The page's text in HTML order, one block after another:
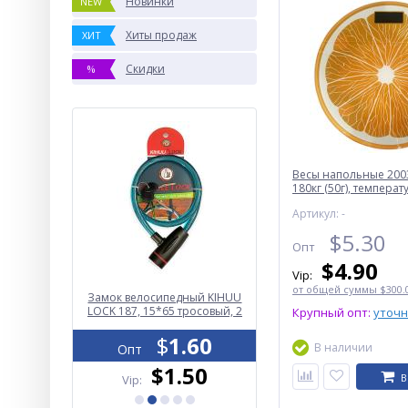
ХИТ Хиты продаж
% Скидки
Замок велосипедный KIHUU
LOCK 187, 15*65 тросовый, 2
Опт $1.60
Vip: $1.50
Часы наручные
SKMEI, BLACK
Опт $7.30
Vip: $6.80
Весы напольные
180кг (50г),
Артикул: -
Опт $5.30
Vip: $4.90
от общей суммы
Крупный опт:
В наличии